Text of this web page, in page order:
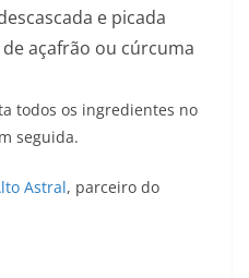
e picada
açafrão ou cúrcuma
todos os ingredientes no
seguida.
Astral, parceiro do